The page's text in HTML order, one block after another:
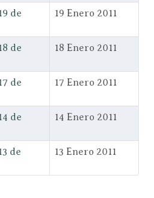
de
19 Enero 2011
de
18 Enero 2011
de
17 Enero 2011
de
14 Enero 2011
de
13 Enero 2011